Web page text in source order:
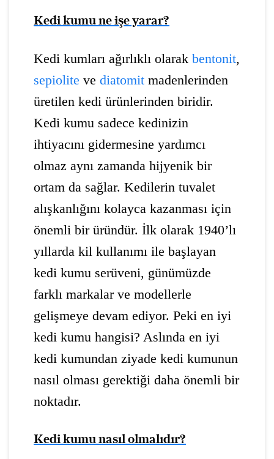
Kedi kumu ne işe yarar?
Kedi kumları ağırlıklı olarak bentonit,
sepiolite ve diatomit madenlerinden
üretilen kedi ürünlerinden biridir.
Kedi kumu sadece kedinizin
ihtiyacını gidermesine yardımcı
olmaz aynı zamanda hijyenik bir
ortam da sağlar. Kedilerin tuvalet
alışkanlığını kolayca kazanması için
önemli bir üründür. İlk olarak 1940’lı
yıllarda kil kullanımı ile başlayan
kedi kumu serüveni, günümüzde
farklı markalar ve modellerle
gelişmeye devam ediyor. Peki en iyi
kedi kumu hangisi? Aslında en iyi
kedi kumundan ziyade kedi kumunun
nasıl olması gerektiği daha önemli bir
noktadır.
Kedi kumu nasıl olmalıdır?